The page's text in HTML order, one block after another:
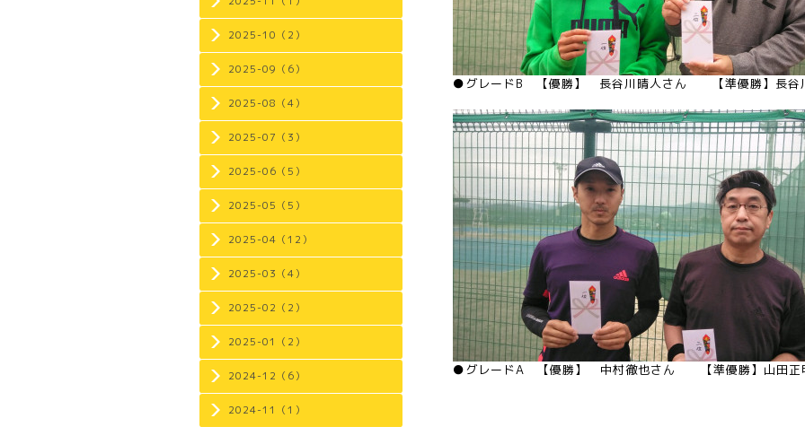
2025-10（2）
2025-09（6）
2025-08（4）
2025-07（3）
2025-06（5）
2025-05（5）
2025-04（12）
2025-03（4）
2025-02（2）
2025-01（2）
2024-12（6）
2024-11（1）
●グレードB 【優勝】 長谷川晴人さん 【準優勝】長谷
●グレードA 【優勝】 中村徹也さん 【準優勝】山田正